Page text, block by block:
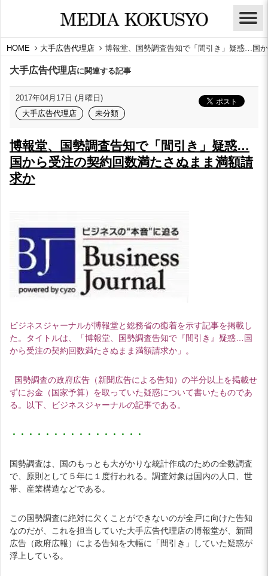
HOME 大手広告代理店 博報堂、国勢調査告知で「間引き」疑惑…国
大手広告代理店に関連する記事
2017年04月17日 (月曜日)
大手広告代理店
未分類
博報堂、国勢調査告知で「間引き」疑惑…
国から受注の契約回数満たさぬまま満額請
求か
ビジネスジャーナルが博報堂と総務省の癒着を示す記事を掲載し
た。タイトルは、「博報堂、国勢調査告知で『間引き』疑惑…国
から受注の契約回数満たさぬまま満額請求か」。
国勢調査の政府広告（新聞広告による告知）の半分以上を掲載せ
ずにお金（国家予算）を取っていた疑惑について書いたものであ
る。以下、ビジネスジャーナルの記事である。
・・・・・・・・・・・・・・・・
国勢調査は、国のもっとも大がかりな統計作成のための全数調査
で、原則として５年に１度行われる。調査対象は国内の人口、世
帯、産業構造などである。
この国勢調査に絶対に欠くことができないのが全戸に向けた告知
なのだが、これを担当していた大手広告代理店の博報堂が、新聞
広告（政府広報）による告知を大幅に「間引き」していた疑惑が
浮上している。